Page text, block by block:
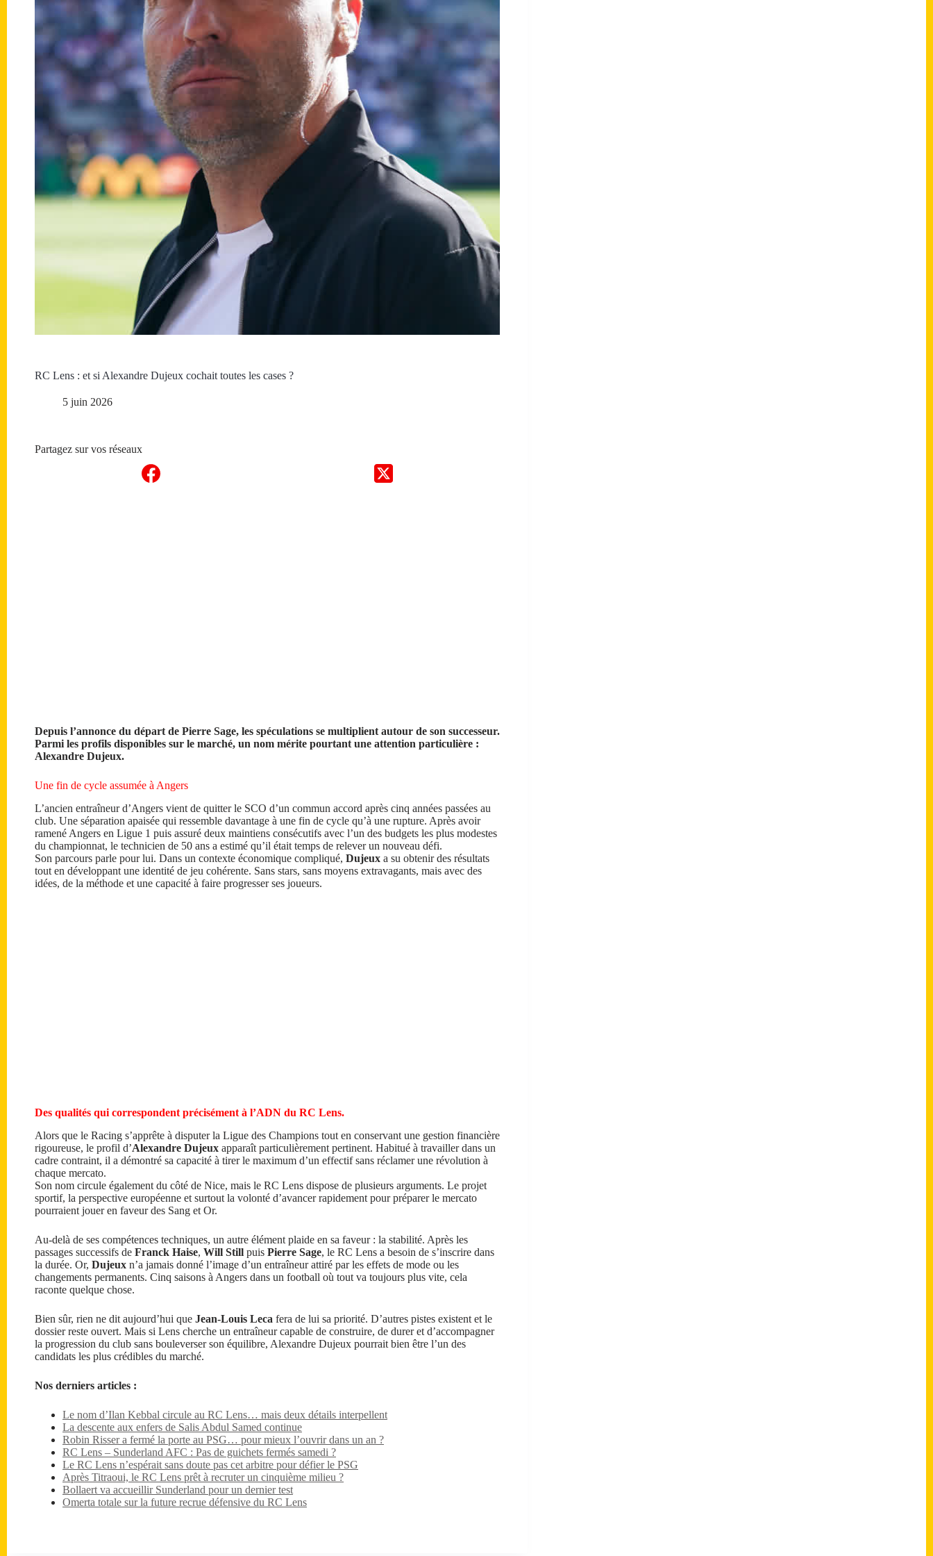
RC Lens : et si Alexandre Dujeux cochait toutes les cases ?
5 juin 2026
Partagez sur vos réseaux
Depuis l’annonce du départ de Pierre Sage, les spéculations se multiplient autour de son successeur.
Parmi les profils disponibles sur le marché, un nom mérite pourtant une attention particulière :
Alexandre Dujeux.
Une fin de cycle assumée à Angers
L’ancien entraîneur d’Angers vient de quitter le SCO d’un commun accord après cinq années passées au
club. Une séparation apaisée qui ressemble davantage à une fin de cycle qu’à une rupture. Après avoir
ramené Angers en Ligue 1 puis assuré deux maintiens consécutifs avec l’un des budgets les plus modestes
du championnat, le technicien de 50 ans a estimé qu’il était temps de relever un nouveau défi.
Son parcours parle pour lui. Dans un contexte économique compliqué, Dujeux a su obtenir des résultats
tout en développant une identité de jeu cohérente. Sans stars, sans moyens extravagants, mais avec des
idées, de la méthode et une capacité à faire progresser ses joueurs.
Des qualités qui correspondent précisément à l’ADN du RC Lens.
Alors que le Racing s’apprête à disputer la Ligue des Champions tout en conservant une gestion financière
rigoureuse, le profil d’Alexandre Dujeux apparaît particulièrement pertinent. Habitué à travailler dans un
cadre contraint, il a démontré sa capacité à tirer le maximum d’un effectif sans réclamer une révolution à
chaque mercato.
Son nom circule également du côté de Nice, mais le RC Lens dispose de plusieurs arguments. Le projet
sportif, la perspective européenne et surtout la volonté d’avancer rapidement pour préparer le mercato
pourraient jouer en faveur des Sang et Or.
Au-delà de ses compétences techniques, un autre élément plaide en sa faveur : la stabilité. Après les
passages successifs de Franck Haise, Will Still puis Pierre Sage, le RC Lens a besoin de s’inscrire dans
la durée. Or, Dujeux n’a jamais donné l’image d’un entraîneur attiré par les effets de mode ou les
changements permanents. Cinq saisons à Angers dans un football où tout va toujours plus vite, cela
raconte quelque chose.
Bien sûr, rien ne dit aujourd’hui que Jean-Louis Leca fera de lui sa priorité. D’autres pistes existent et le
dossier reste ouvert. Mais si Lens cherche un entraîneur capable de construire, de durer et d’accompagner
la progression du club sans bouleverser son équilibre, Alexandre Dujeux pourrait bien être l’un des
candidats les plus crédibles du marché.
Nos derniers articles :
Le nom d’Ilan Kebbal circule au RC Lens… mais deux détails interpellent
La descente aux enfers de Salis Abdul Samed continue
Robin Risser a fermé la porte au PSG… pour mieux l’ouvrir dans un an ?
RC Lens – Sunderland AFC : Pas de guichets fermés samedi ?
Le RC Lens n’espérait sans doute pas cet arbitre pour défier le PSG
Après Titraoui, le RC Lens prêt à recruter un cinquième milieu ?
Bollaert va accueillir Sunderland pour un dernier test
Omerta totale sur la future recrue défensive du RC Lens